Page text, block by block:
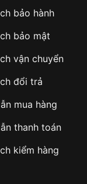
hàng hoặc
chóng
mong
bảo hành
bảo mật
vận chuyển
đổi trả
mua hàng
thanh toán
kiểm hàng